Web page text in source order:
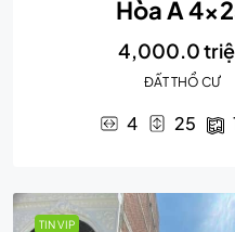
Hòa A
4,000.0
ĐẤT THỔ CƯ
4 25
TIN VIP